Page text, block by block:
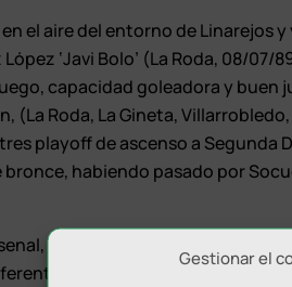
Gestionar el
el aire del entorno de Linarejos
‘Javi Bolo’ (La Roda, 08/
capacidad goleadora y buen
(La Roda, La Gineta,
playoff de ascenso a Segunda
habiendo pasado por
ya puntualizó en la rueda de
a los dos jugadores que en